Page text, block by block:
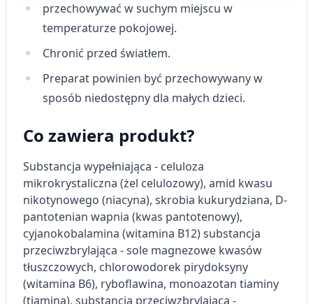
przechowywać w suchym miejscu w
temperaturze pokojowej.
Chronić przed światłem.
Preparat powinien być przechowywany w
sposób niedostępny dla małych dzieci.
Co zawiera produkt?
Substancja wypełniająca - celuloza
mikrokrystaliczna (żel celulozowy), amid kwasu
nikotynowego (niacyna), skrobia kukurydziana, D-
pantotenian wapnia (kwas pantotenowy),
cyjanokobalamina (witamina B12) substancja
przeciwzbrylająca - sole magnezowe kwasów
tłuszczowych, chlorowodorek pirydoksyny
(witamina B6), ryboflawina, monoazotan tiaminy
(tiamina), substancja przeciwzbrylająca -
Przechowywanie informacji na urządzeniu
lub dostęp do nich
Wykorzystywanie ograniczonych danych do
wyboru reklam
Tworzenie profili w celu
Wykorzystanie profili do wyboru
Tworzenie profili w celu personalizacji treści
Wykorzystywanie profili w celu doboru
spersonalizowanych treści
Pomiar efektywności reklam
Pomiar efektywności treści